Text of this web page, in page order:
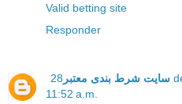
Valid betting site
Responder
سایت شرط بندی معتبر 28 de marzo de 2021 a las
11:52 a.m.